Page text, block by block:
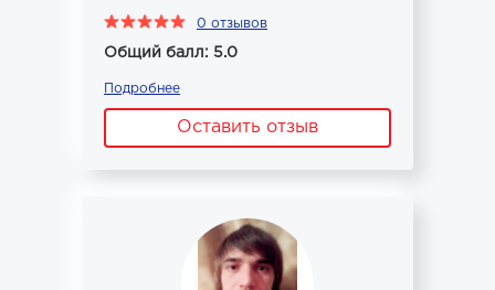
0 отзывов
Общий балл: 5.0
Подробнее
Оставить отзыв